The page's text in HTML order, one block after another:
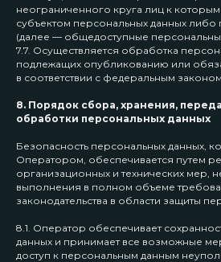
неограниченного круга лиц к
субъектом персональных данных либо
(далее — общедоступные
7.7. Осуществляется обработка
подлежащих опубликованию или
в соответствии с федеральным
8. Порядок сбора, хранения,
обработки персональных данных
Безопасность персональных данных,
Оператором, обеспечивается путем
организационных и технических мер,
выполнения в полном объеме
законодательства в области защиты
8.1. Оператор обеспечивает
данных и принимает все возможные
доступ к персональным данным
КЛУБ
ИП Смолянин Александр Николаевич
ИНН 544521883400
КОНТАКТЫ